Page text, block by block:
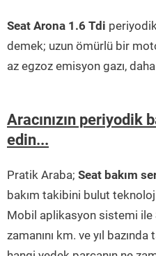
Seat Arona 1.6 Tdi
demek; uzun ömürlü bir
az egzoz emisyon gazı,
Aracınızın periyodik
edin...
Pratik Araba; Seat bakım
bakım takibini bulut
Mobil aplikasyon sistemi ile
zamanını km. ve yıl